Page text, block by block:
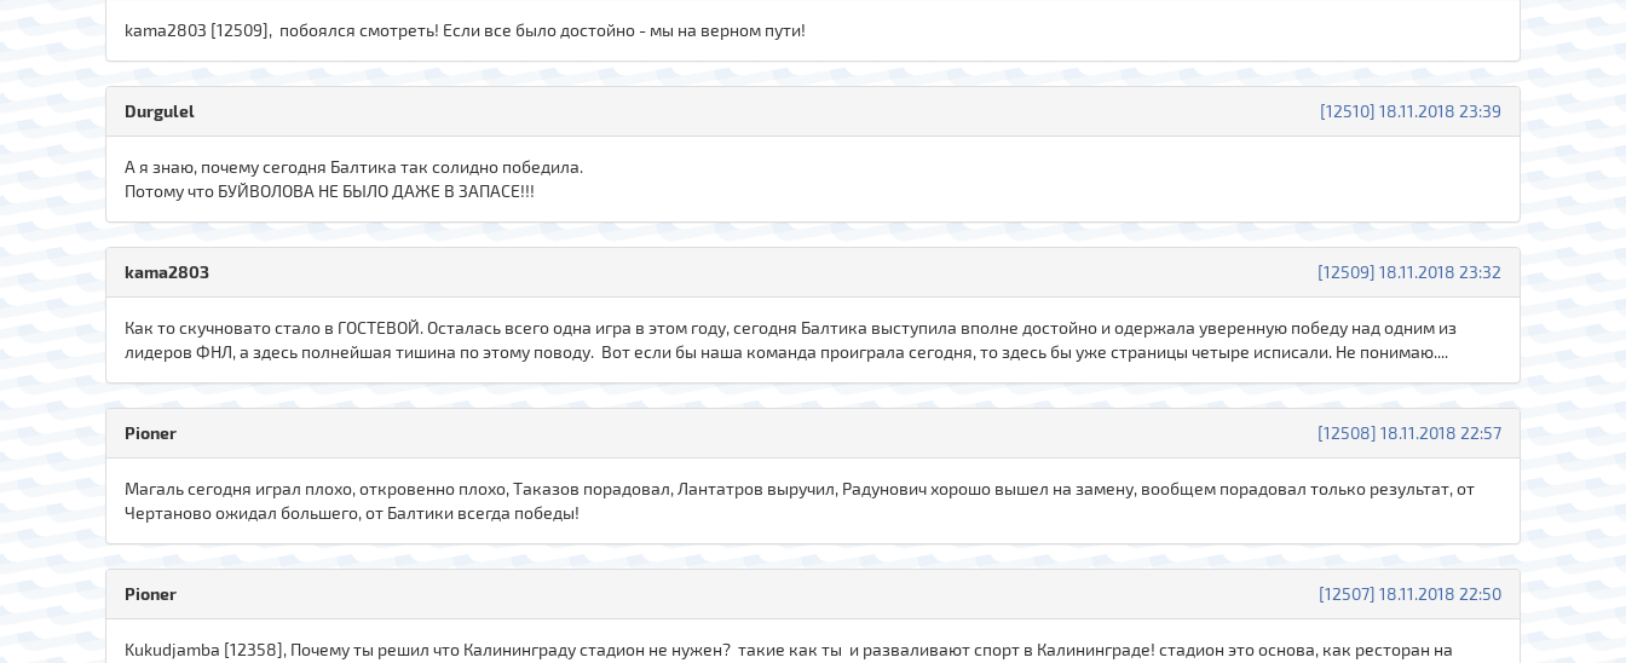
kаma280З [12509], побоялся смотреть! Если все было достойно - мы на верном пути!
[12510] 18.11.2018 23:39
Durgulel
А я знаю, почему сегодня Балтика так солидно победила.
Потому что БУЙВОЛОВА НЕ БЫЛО ДАЖЕ В ЗАПАСЕ!!!
[12509] 18.11.2018 23:32
kаma280З
Как то скучновато стало в ГОСТЕВОЙ. Осталась всего одна игра в этом году, сегодня Балтика выступила вполне достойно и одержала уверенную победу над одним из
лидеров ФНЛ, а здесь полнейшая тишина по этому поводу. Вот если бы наша команда проиграла сегодня, то здесь бы уже страницы четыре исписали. Не понимаю....
[12508] 18.11.2018 22:57
Pioner
Магаль сегодня играл плохо, откровенно плохо, Таказов порадовал, Лантатров выручил, Радунович хорошо вышел на замену, вообщем порадовал только результат, от
Чертаново ожидал большего, от Балтики всегда победы!
[12507] 18.11.2018 22:50
Pioner
Kukudjamba [12358], Почему ты решил что Калининграду стадион не нужен? такие как ты и разваливают спорт в Калининграде! стадион это основа, как ресторан на